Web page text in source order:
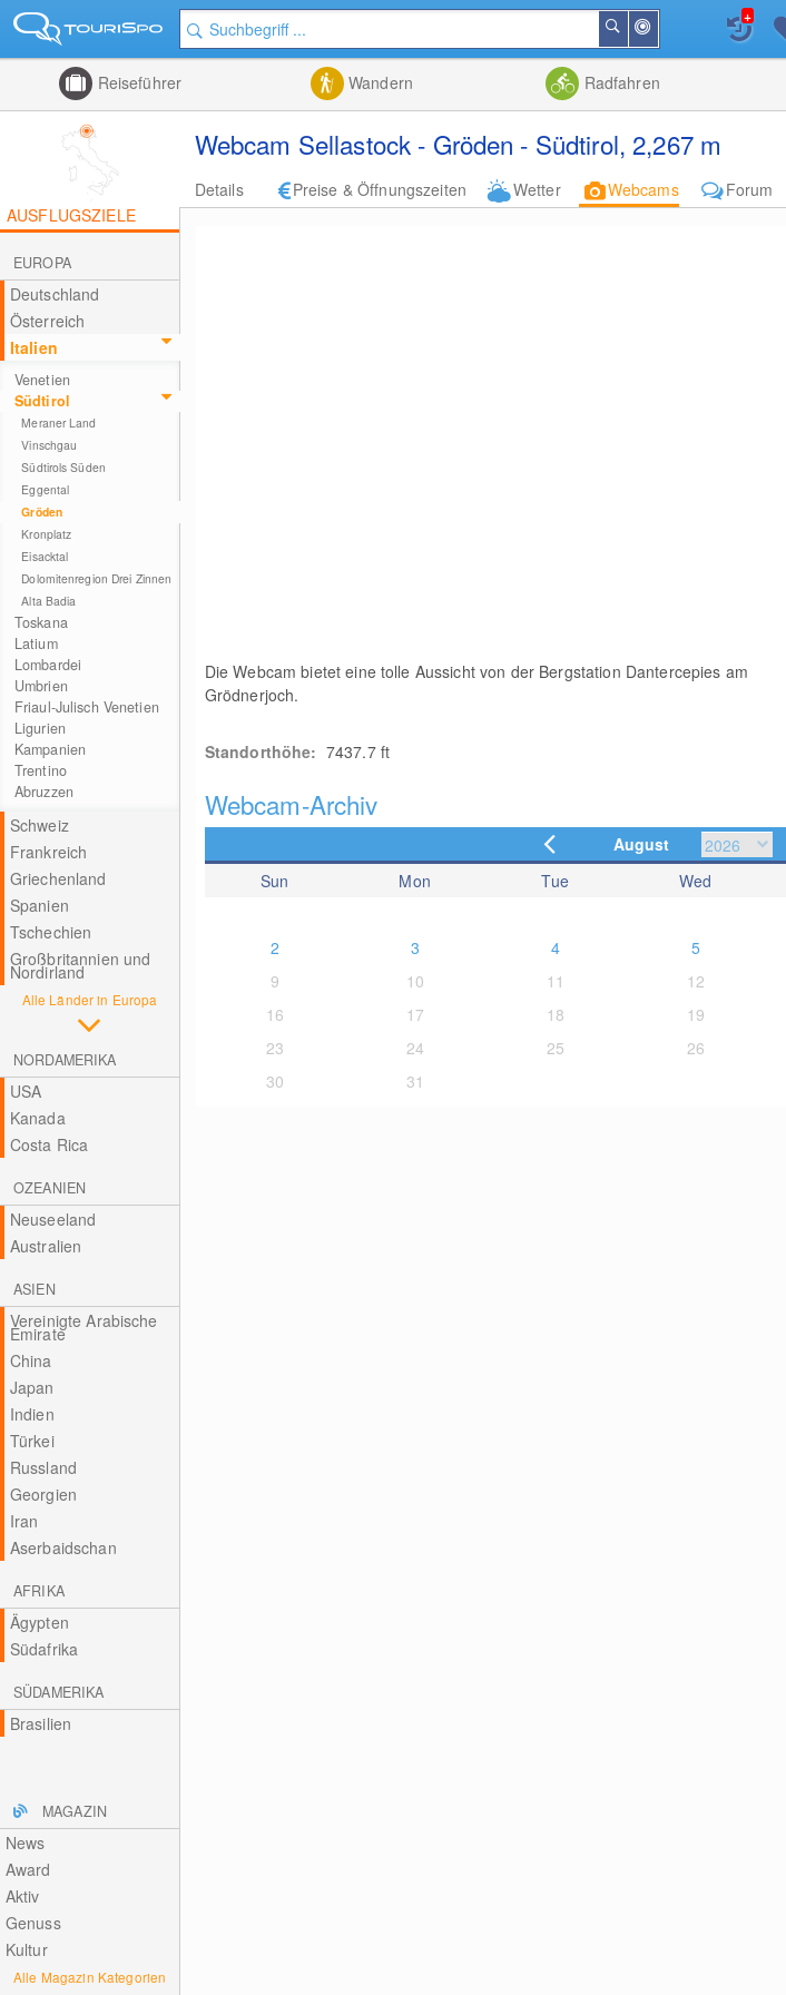
der
Suchen
+
Reiseführer Wandern Radfahren
Webcam Sellastock - Gröden - Südtirol, 2,267 m
Details Preise & Öffnungszeiten Wetter Webcams Forum
AUSFLUGSZIELE
EUROPA
Deutschland
Österreich
Italien
Venetien
Südtirol
Meraner Land
Vinschgau
Südtirols Süden
Eggental
Gröden
Kronplatz
Eisacktal
Dolomitenregion Drei Zinnen
Alta Badia
Toskana
Latium
Lombardei
Umbrien
Friaul-Julisch Venetien
Ligurien
Kampanien
Trentino
Abruzzen
Schweiz
Frankreich
Griechenland
Spanien
Tschechien
Großbritannien und
Nordirland
Alle Länder in Europa
NORDAMERIKA
USA
Kanada
Costa Rica
OZEANIEN
Neuseeland
Australien
ASIEN
Vereinigte Arabische
Emirate
China
Japan
Indien
Türkei
Russland
Georgien
Iran
Aserbaidschan
AFRIKA
Ägypten
Südafrika
SÜDAMERIKA
Brasilien
MAGAZIN
News
Award
Aktiv
Genuss
Kultur
Alle Magazin Kategorien
Die Webcam bietet eine tolle Aussicht von der Bergstation Dantercepies am
Grödnerjoch.
Standorthöhe: 7437.7 ft
Webcam-Archiv
August
Sun
Mon Tue Wed
2
3 4 5
9
10 11 12
16
17 18 19
23
24 25 26
30
31